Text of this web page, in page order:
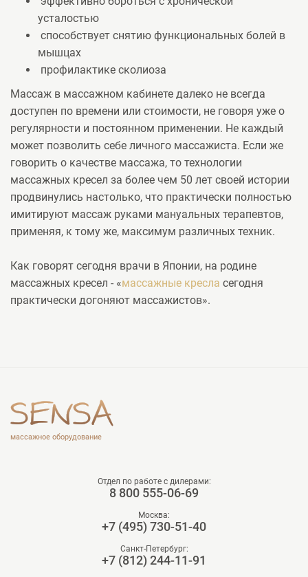
усталостью
способствует снятию функциональных болей в
мышцах
профилактике сколиоза
Массаж в массажном кабинете далеко не всегда
доступен по времени или стоимости, не говоря уже о
регулярности и постоянном применении. Не каждый
может позволить себе личного массажиста. Если же
говорить о качестве массажа, то технологии
массажных кресел за более чем 50 лет своей истории
продвинулись настолько, что практически полностью
имитируют массаж руками мануальных терапевтов,
применяя, к тому же, максимум различных техник.
Как говорят сегодня врачи в Японии, на родине
массажных кресел - «массажные кресла сегодня
практически догоняют массажистов».
массажное оборудование
Отдел по работе с дилерами:
8 800 555-06-69
Москва:
+7 (495) 730-51-40
Санкт-Петербург:
+7 (812) 244-11-91